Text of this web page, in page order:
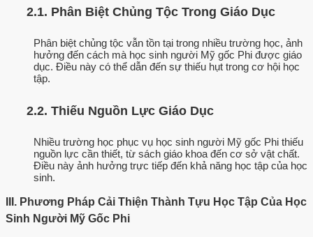
2.1. Phân Biệt Chủng Tộc Trong Giáo Dục
Phân biệt chủng tộc vẫn tồn tại trong nhiều trường học, ảnh
hưởng đến cách mà học sinh người Mỹ gốc Phi được giáo
dục. Điều này có thể dẫn đến sự thiếu hụt trong cơ hội học
tập.
2.2. Thiếu Nguồn Lực Giáo Dục
Nhiều trường học phục vụ học sinh người Mỹ gốc Phi thiếu
nguồn lực cần thiết, từ sách giáo khoa đến cơ sở vật chất.
Điều này ảnh hưởng trực tiếp đến khả năng học tập của học
sinh.
III. Phương Pháp Cải Thiện Thành Tựu Học Tập Của Học
Sinh Người Mỹ Gốc Phi